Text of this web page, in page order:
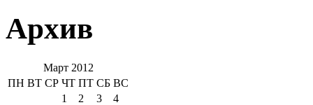
Архив
Март 2012
ПН ВТ СР ЧТ ПТ СБ ВС
1
2 3
4